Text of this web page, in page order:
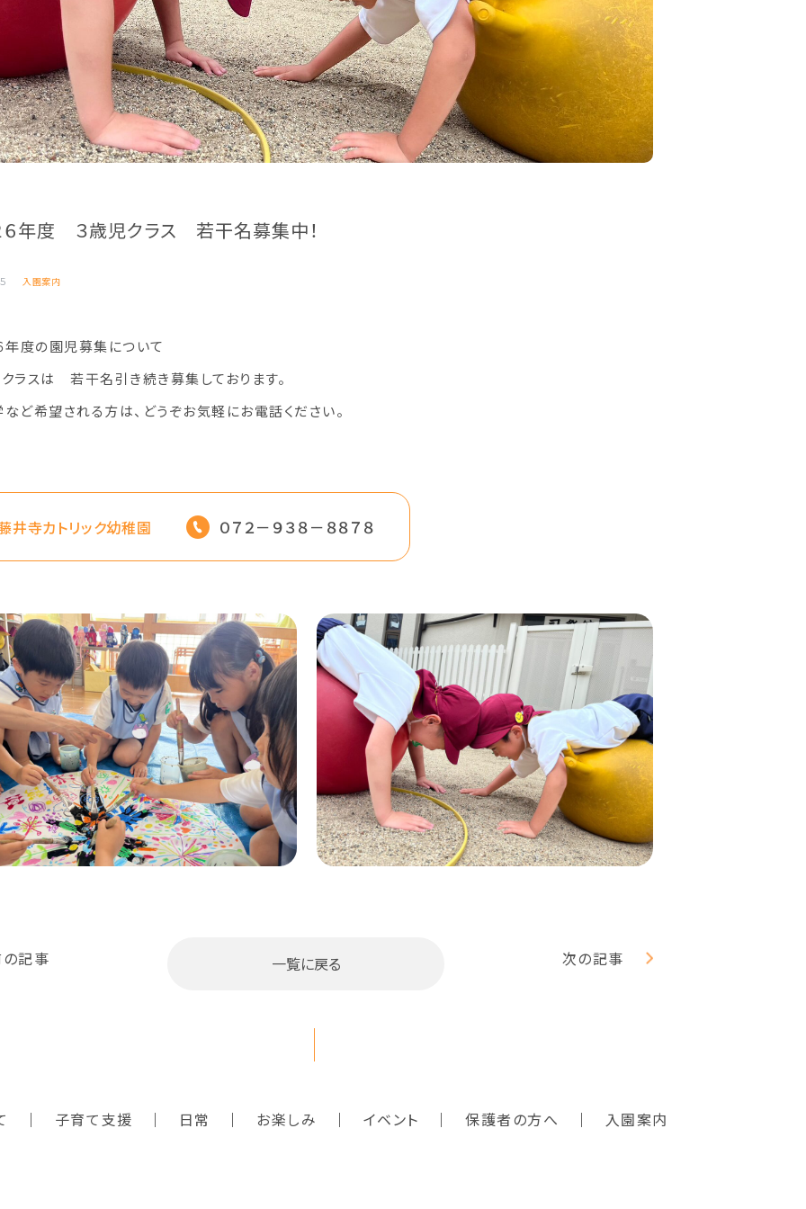
６年度 ３歳児クラス 若干名募集中！
入園案内
年度の園児募集について
ラスは 若干名引き続き募集しております。
ど希望される方は、どうぞお気軽にお電話ください。
井寺カトリック幼稚園 ０７２－９３８－８８７８
記事 次の記事
一覧に戻る
子育て支援 日常 お楽しみ イベント 保護者の方へ 入園案内